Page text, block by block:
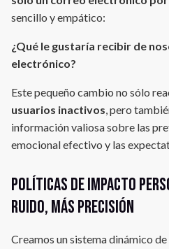
sencillo y empático:
¿Qué le gustaría recibir de
electrónico?
Este pequeño cambio no sólo
usuarios inactivos, pero
información valiosa sobre las
emocional efectivo y las
Políticas de impacto
ruido, más precisión
Creamos un sistema dinámico